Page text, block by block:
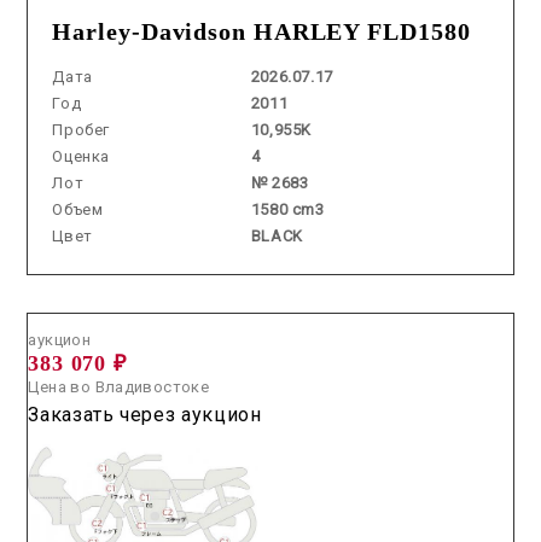
Harley-Davidson HARLEY FLD1580
Дата
2026.07.17
Год
2011
Пробег
10,955K
Оценка
4
Лот
№ 2683
Объем
1580 cm3
Цвет
BLACK
аукцион
383 070 ₽
Цена во Владивостоке
Заказать через аукцион